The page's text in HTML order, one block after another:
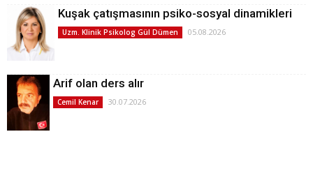
Kuşak çatışmasının psiko-sosyal dinamikleri
Uzm. Klinik Psikolog Gül Dümen 05.08.2026
Arif olan ders alır
Cemil Kenar 30.07.2026